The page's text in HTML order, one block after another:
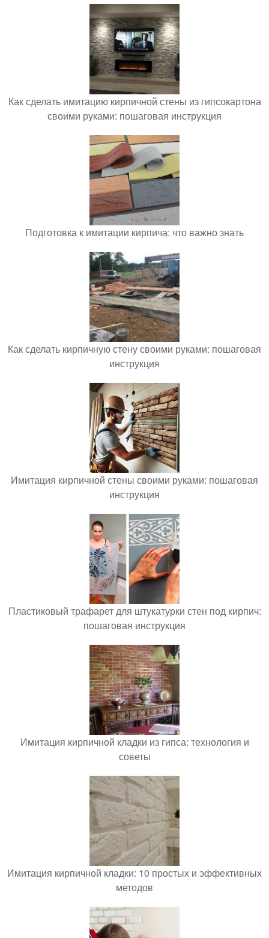
Как сделать имитацию кирпичной стены из гипсокартона
своими руками: пошаговая инструкция
Подготовка к имитации кирпича: что важно знать
Как сделать кирпичную стену своими руками: пошаговая
инструкция
Имитация кирпичной стены своими руками: пошаговая
инструкция
Пластиковый трафарет для штукатурки стен под кирпич:
пошаговая инструкция
Имитация кирпичной кладки из гипса: технология и
советы
Имитация кирпичной кладки: 10 простых и эффективных
методов